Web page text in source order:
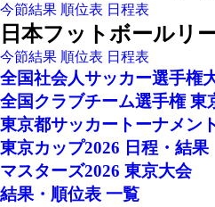
今節結果 順位表 日程表
日本フットボールリ
今節結果 順位表 日程表
全国社会人サッカー選手権
全国クラブチーム選手権 東
東京都サッカートーナメン
東京カップ2026 日程・結果
マスターズ2026 東京大会
結果・順位表 一覧